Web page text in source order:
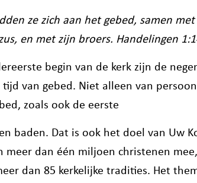
ze zich aan het gebed, samen
en met zijn broers. Handelingen
begin van de kerk zijn de
tijd van gebed. Niet alleen van
zoals ook de eerste
baden. Dat is ook het doel van Uw
meer dan één miljoen christenen
dan 85 kerkelijke tradities. Het